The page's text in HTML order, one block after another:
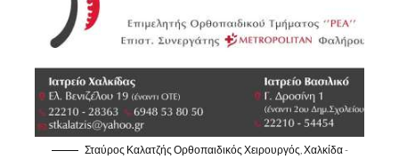
Σταύρος Καλατζής Ορθοπαιδικός Χειρουργός, Χαλκίδα -